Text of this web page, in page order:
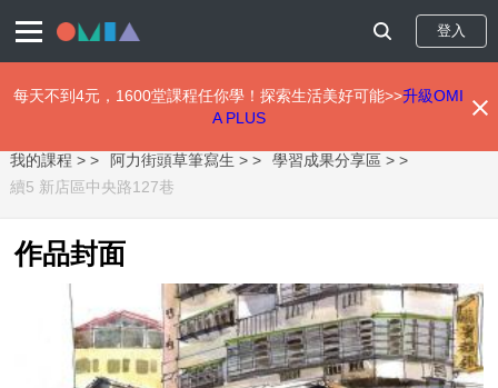
至
主
登入
每天不到4元，1600堂課程任你學！探索生活美好可能>>升級OMI
A PLUS
我的課程 > 阿力街頭草筆寫生 >
學習成果分享區 >
續5 新店區中央路127巷
作品封面